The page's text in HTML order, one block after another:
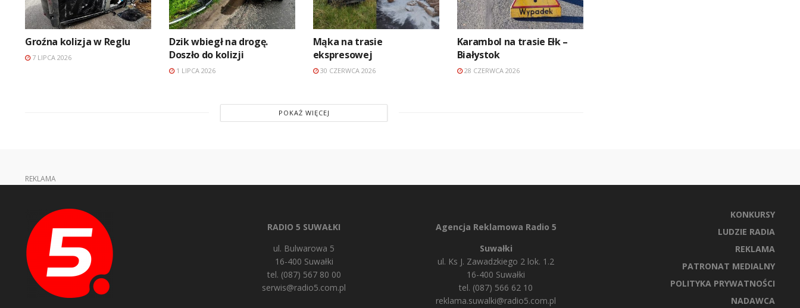
Groźna kolizja w Reglu
7 LIPCA 2026
Dzik wbiegł na drogę.
Doszło do kolizji
1 LIPCA 2026
Mąka na trasie
ekspresowej
30 CZERWCA 2026
Karambol na trasie Ełk –
Białystok
28 CZERWCA 2026
POKAŻ WIĘCEJ
REKLAMA
RADIO 5 SUWAŁKI
ul. Bulwarowa 5
16-400 Suwałki
tel. (087) 567 80 00
serwis@radio5.com.pl
Agencja Reklamowa Radio 5
Suwałki
ul. Ks J. Zawadzkiego 2 lok. 1.2
16-400 Suwałki
tel. (087) 566 62 10
reklama.suwalki@radio5.com.pl
KONKURSY
LUDZIE RADIA
REKLAMA
PATRONAT MEDIALNY
POLITYKA PRYWATNOŚCI
NADAWCA